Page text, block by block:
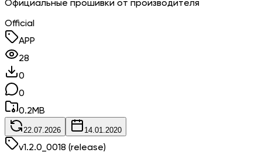
Официальные прошивки от производителя
Official
APP
28
0
0
0.2MB
22.07.2026 14.01.2020
v1.2.0_0018 (release)